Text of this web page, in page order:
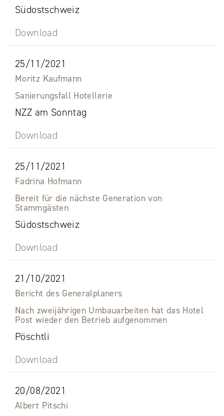
Südostschweiz
Download
25/11/2021
Moritz Kaufmann
Sanierungsfall Hotellerie
NZZ am Sonntag
Download
25/11/2021
Fadrina Hofmann
Bereit für die nächste Generation von
Stammgästen
Südostschweiz
Download
21/10/2021
Bericht des Generalplaners
Nach zweijährigen Umbauarbeiten hat das Hotel
Post wieder den Betrieb aufgenommen
Pöschtli
Download
20/08/2021
Albert Pitschi